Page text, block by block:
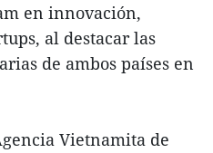
en innovación,
al destacar las
de ambos países en
Vietnamita de